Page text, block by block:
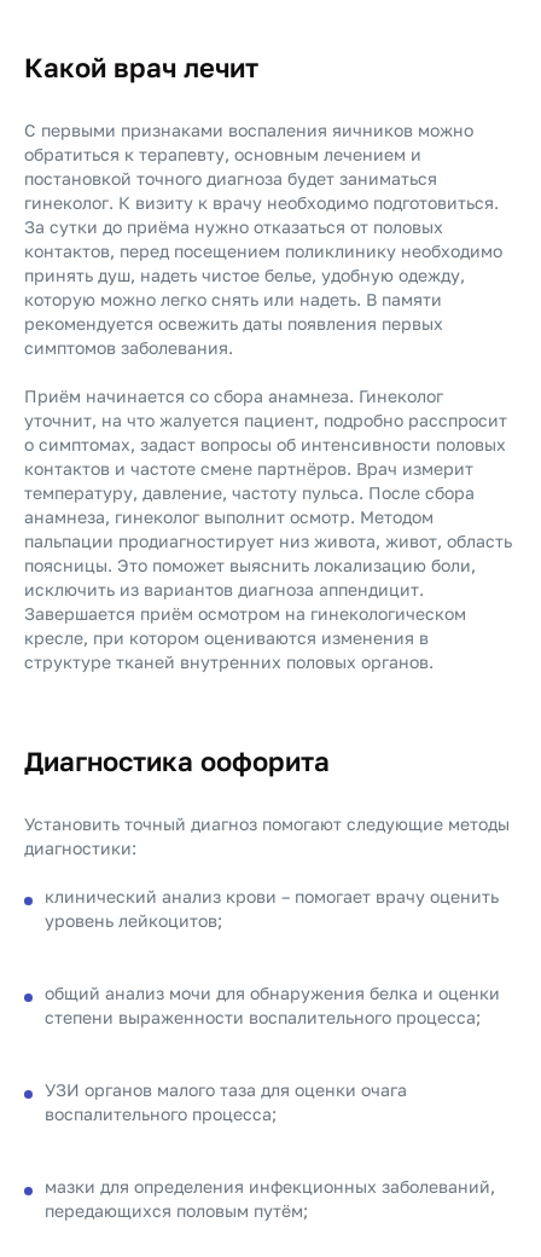
Какой врач лечит
С первыми признаками воспаления яичников можно
обратиться к терапевту, основным лечением и
постановкой точного диагноза будет заниматься
гинеколог. К визиту к врачу необходимо подготовиться.
За сутки до приёма нужно отказаться от половых
контактов, перед посещением поликлинику необходимо
принять душ, надеть чистое белье, удобную одежду,
которую можно легко снять или надеть. В памяти
рекомендуется освежить даты появления первых
симптомов заболевания.
Приём начинается со сбора анамнеза. Гинеколог
уточнит, на что жалуется пациент, подробно расспросит
о симптомах, задаст вопросы об интенсивности половых
контактов и частоте смене партнёров. Врач измерит
температуру, давление, частоту пульса. После сбора
анамнеза, гинеколог выполнит осмотр. Методом
пальпации продиагностирует низ живота, живот, область
поясницы. Это поможет выяснить локализацию боли,
исключить из вариантов диагноза аппендицит.
Завершается приём осмотром на гинекологическом
кресле, при котором оцениваются изменения в
структуре тканей внутренних половых органов.
Диагностика оофорита
Установить точный диагноз помогают следующие методы
диагностики:
клинический анализ крови – помогает врачу оценить
уровень лейкоцитов;
общий анализ мочи для обнаружения белка и оценки
степени выраженности воспалительного процесса;
УЗИ органов малого таза для оценки очага
воспалительного процесса;
мазки для определения инфекционных заболеваний,
передающихся половым путём;